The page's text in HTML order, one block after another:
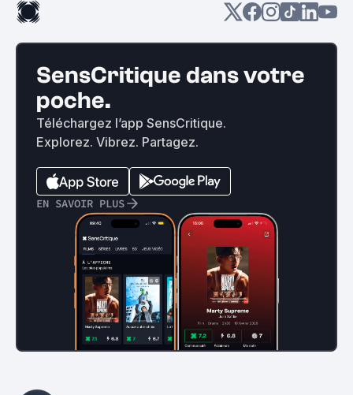
SensCritique dans votre
poche.
Téléchargez l’app SensCritique.
Explorez. Vibrez. Partagez.
EN SAVOIR PLUS